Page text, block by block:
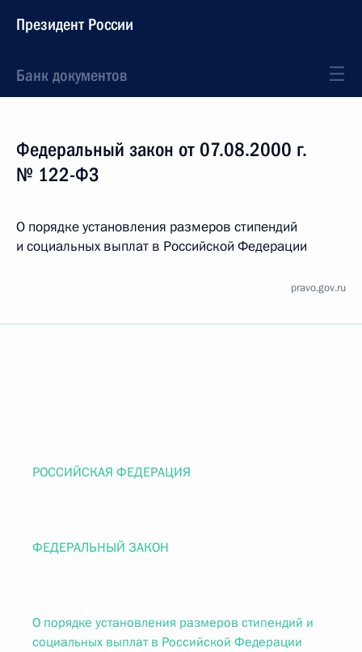
Президент России
Банк документов
Федеральный закон от 07.08.2000 г.
№ 122-ФЗ
О порядке установления размеров стипендий
и социальных выплат в Российской Федерации
pravo.gov.ru
РОССИЙСКАЯ ФЕДЕРАЦИЯ
ФЕДЕРАЛЬНЫЙ ЗАКОН
О порядке установления размеров стипендий и
социальных выплат в Российской Федерации